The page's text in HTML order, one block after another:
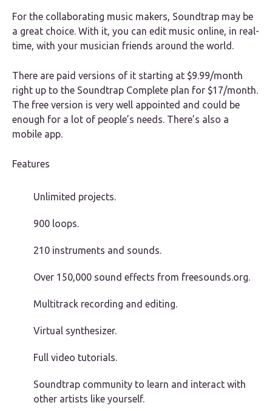
For the collaborating music makers, Soundtrap may be
a great choice. With it, you can edit music online, in real-
time, with your musician friends around the world.
There are paid versions of it starting at $9.99/month
right up to the Soundtrap Complete plan for $17/month.
The free version is very well appointed and could be
enough for a lot of people’s needs. There’s also a
mobile app.
Features
Unlimited projects.
900 loops.
210 instruments and sounds.
Over 150,000 sound effects from freesounds.org.
Multitrack recording and editing.
Virtual synthesizer.
Full video tutorials.
Soundtrap community to learn and interact with
other artists like yourself.